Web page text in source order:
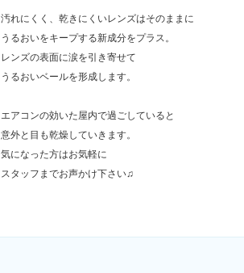
汚れにくく、乾きにくいレンズはそのままに
うるおいをキープする新成分をプラス。
レンズの表面に涙を引き寄せて
うるおいベールを形成します。
エアコンの効いた屋内で過ごしていると
意外と目も乾燥していきます。
気になった方はお気軽に
スタッフまでお声かけ下さい♫